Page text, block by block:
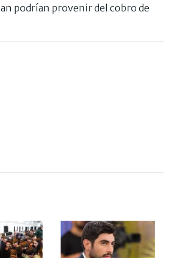
podrían provenir del cobro de